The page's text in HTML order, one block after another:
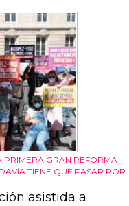
PRIMERA GRAN REFORMA
TIENE QUE PASAR POR
asistida a